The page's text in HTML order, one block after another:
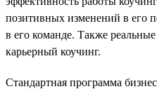
позитивных изменений в его
в его команде. Также
карьерный коучинг.
Стандартная программа